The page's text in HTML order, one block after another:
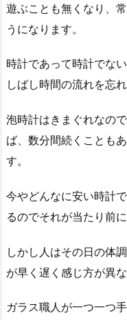
遊ぶことも無くなり、
うになります。
時計であって時計でな
しばし時間の流れを忘
泡時計はきまぐれなの
ば、数分間続くことも
す。
今やどんなに安い時計
るのでそれが当たり前
しかし人はその日の体
が早く遅く感じ方が異な
ガラス職人が一つ一つ